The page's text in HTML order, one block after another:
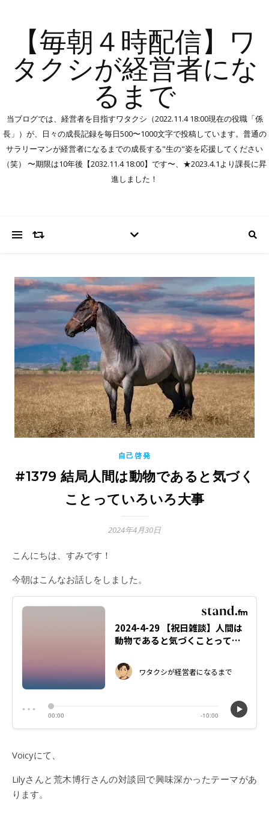
【毎朝４時配信】ワ
タクシが経営者にな
るまで
当ブログでは、経営者を目指すワタクシ（2022.11.4 18:00現在の役職「係
長」）が、日々の成長記録を毎日500〜1000文字で投稿しています。普通の
サラリーマンが経営者になるまでの成長する"生の"姿を応援してください
（笑） 〜期限は10年後【2032.11.4 18:00】です〜、★2023.4.1より課長に昇
進しました！
自己啓発
#1379 結局人間は動物であると気づく
ことっていろいろ大事
2024年4月30日
こんにちは、すみです！
今朝はこんなお話しをしました。
Voicyにて、
Lilyさんと荒木博行さんの対談回で興味深かったテーマがあ
ります。